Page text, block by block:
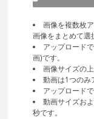
画像を複数枚
画像をまとめて選
アップロード
画)です。
画像サイズの
動画は1つのみ
アップロード
動画サイズお
秒です。